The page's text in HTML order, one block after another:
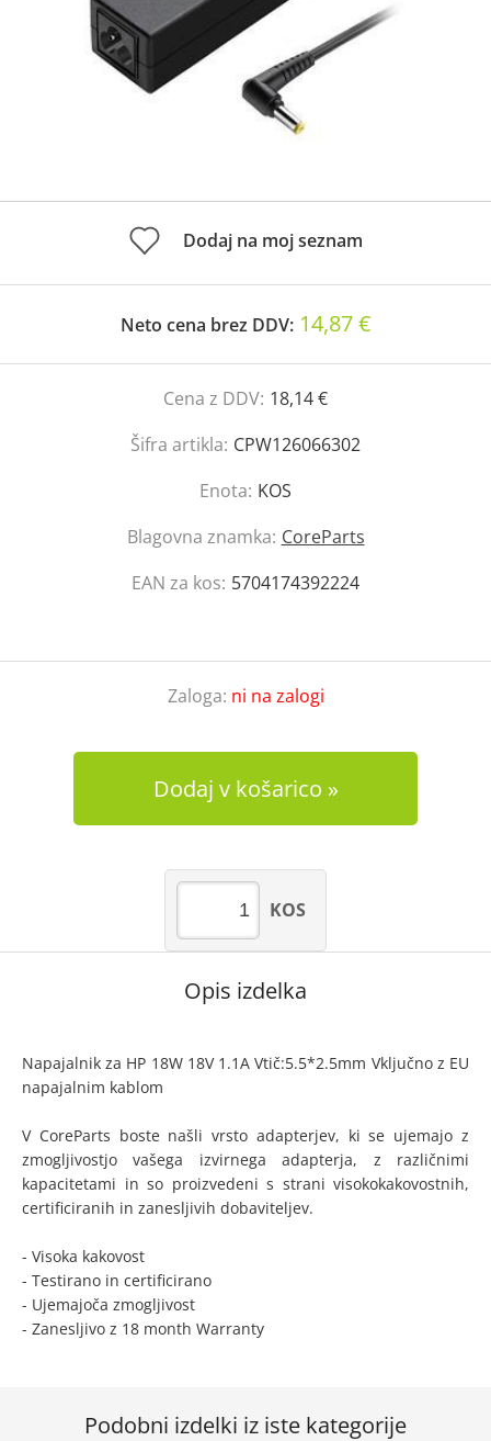
Dodaj na moj seznam
Neto cena brez DDV: 14,87 €
Cena z DDV: 18,14 €
Šifra artikla: CPW126066302
Enota: KOS
Blagovna znamka: CoreParts
EAN za kos: 5704174392224
Zaloga: ni na zalogi
Dodaj v košarico
KOS
Opis izdelka
Napajalnik za HP 18W 18V 1.1A Vtič:5.5*2.5mm Vključno z EU
napajalnim kablom
V CoreParts boste našli vrsto adapterjev, ki se ujemajo z
zmogljivostjo vašega izvirnega adapterja, z različnimi
kapacitetami in so proizvedeni s strani visokokakovostnih,
certificiranih in zanesljivih dobaviteljev.
- Visoka kakovost
- Testirano in certificirano
- Ujemajoča zmogljivost
- Zanesljivo z 18 month Warranty
Podobni izdelki iz iste kategorije